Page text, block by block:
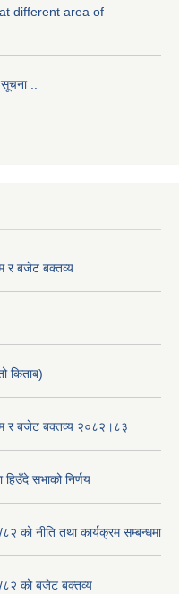
different area of
..
र बजेट बक्तव्य
किताब)
र बजेट बक्तव्य २०८२।८३
सभाको निर्णय
को नीति तथा कार्यक्रम सम्बन्धमा
८२ को बजेट बक्तव्य